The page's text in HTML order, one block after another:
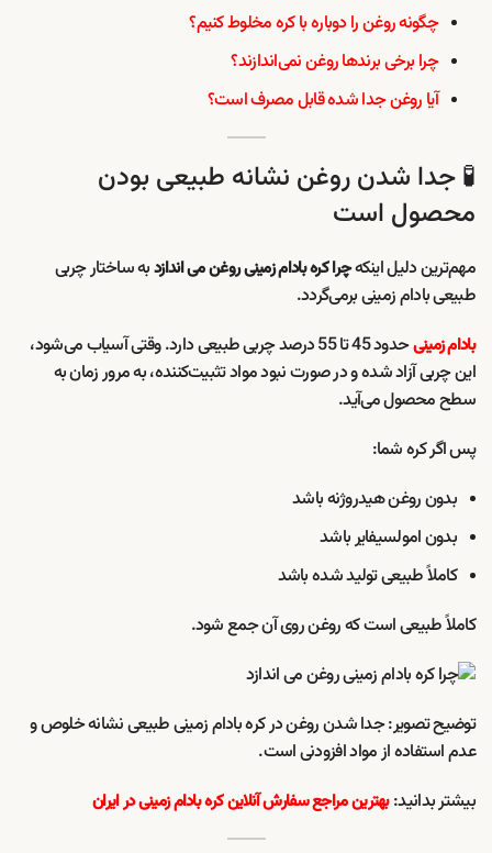
چگونه روغن را دوباره با کره مخلوط کنیم؟
چرا برخی برندها روغن نمی‌اندازند؟
آیا روغن جدا شده قابل مصرف است؟
🧪 جدا شدن روغن نشانه طبیعی بودن
محصول است
مهم‌ترین دلیل اینکهچرا کره بادام زمینی روغن می اندازدبه ساختار چربی
طبیعی بادام زمینی برمی‌گردد.
بادام زمینی
حدود 45 تا 55 درصد چربی طبیعی دارد. وقتی آسیاب می‌شود،
این چربی آزاد شده و در صورت نبود مواد تثبیت‌کننده، به مرور زمان به
سطح محصول می‌آید.
پس اگر کره شما:
بدون روغن هیدروژنه باشد
بدون امولسیفایر باشد
کاملاً طبیعی تولید شده باشد
کاملاً طبیعی است که روغن روی آن جمع شود.
توضیح تصویر: جدا شدن روغن در کره بادام زمینی طبیعی نشانه خلوص و
عدم استفاده از مواد افزودنی است.
بیشتر بدانید:بهترین مراجع سفارش آنلاین کره بادام زمینی در ایران